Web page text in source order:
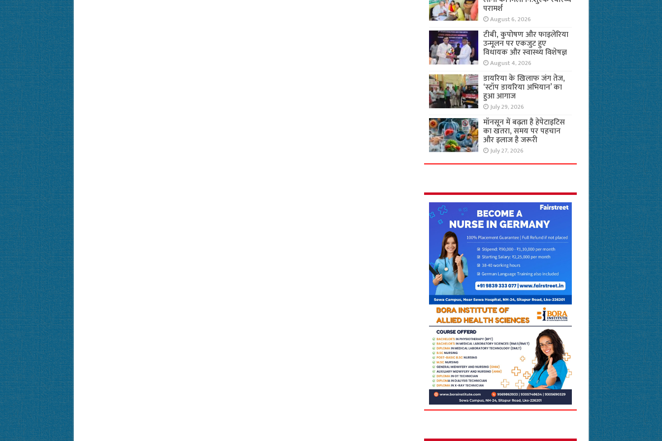
परामर्श
August 6, 2026
टीबी, कुपोषण और फाइलेरिया
उन्मूलन पर एकजुट हुए
विधायक और स्वास्थ्य विशेषज्ञ
August 4, 2026
डायरिया के खिलाफ जंग तेज,
‘स्टॉप डायरिया अभियान’ का
हुआ आगाज
July 29, 2026
मॉनसून में बढ़ता है हेपेटाइटिस
का खतरा, समय पर पहचान
और इलाज है जरूरी
July 27, 2026